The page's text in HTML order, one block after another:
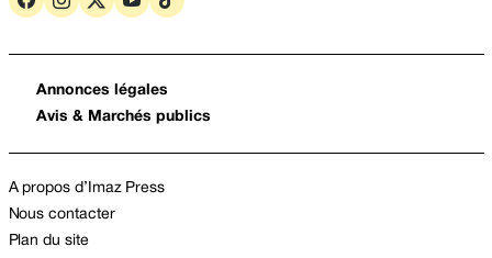
Annonces légales
Avis & Marchés publics
A propos d’Imaz Press
Nous contacter
Plan du site